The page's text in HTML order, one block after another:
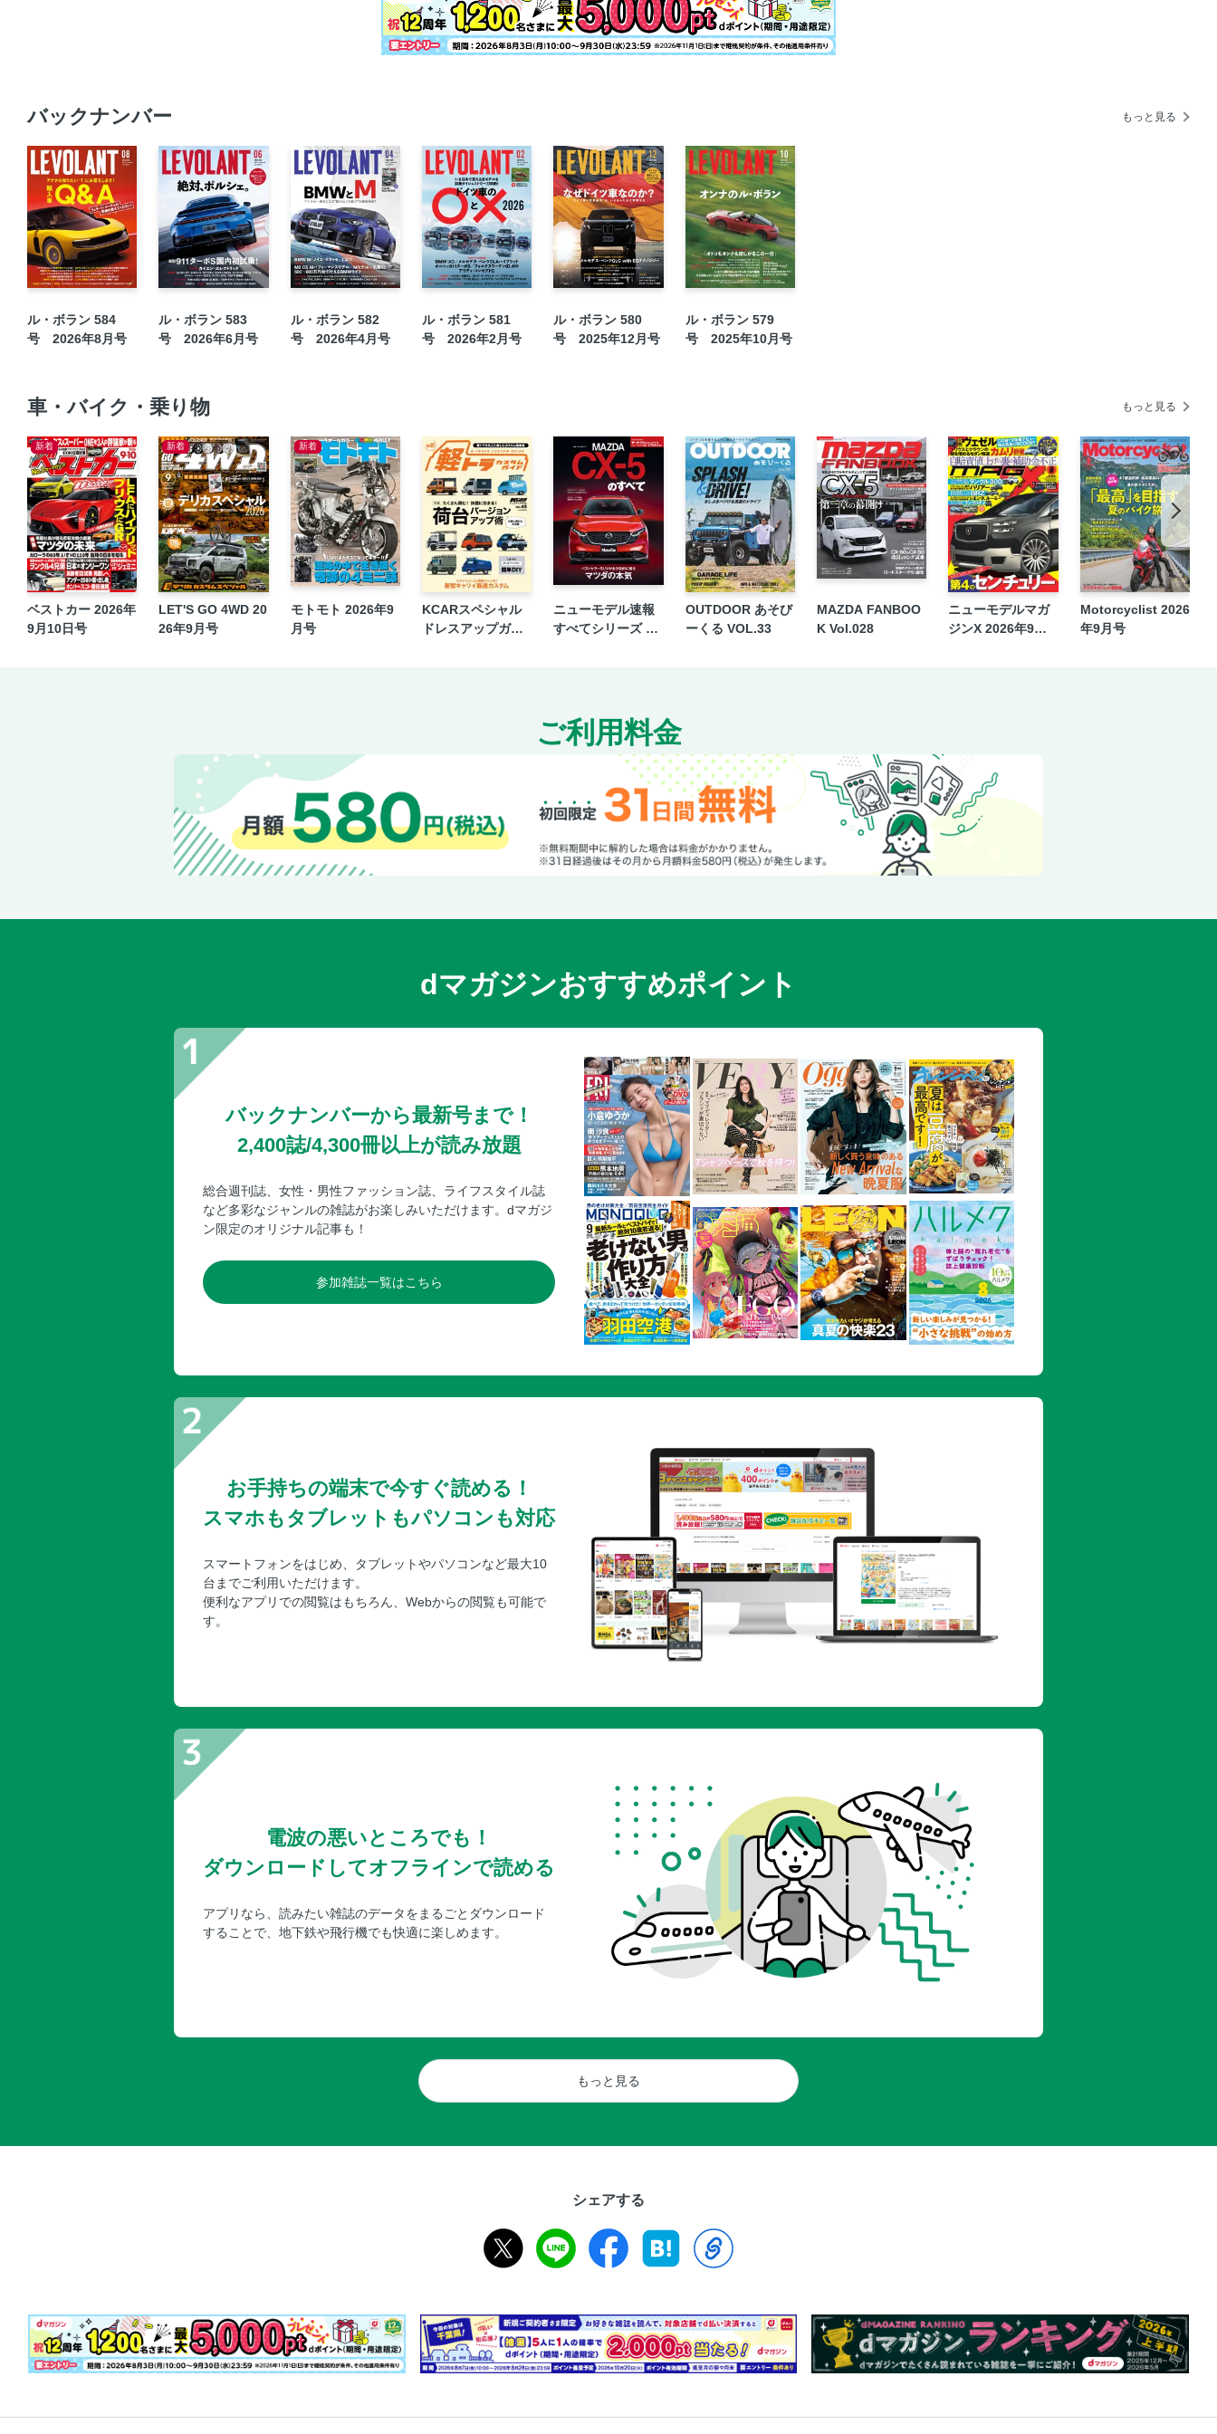
OWNER INTERVIEW 02 アルファ・ロメオ1600スパイダー・デュエット
OWNER INTERVIEW 03 ディフェンダー90×ミニ・クーパーS
ARCHIVE 02 ル・ボランのアーカイブで読むデートカー
EXTRA EDITION 01 ロールス・ロイス・ブラック・バッジ・スペクター
02 マクラーレンGTS
クルマ好きが集うメイドコンカフェとは
最新映え活は“ハーフサイズ”に熱視線
英国でベントレーの世界を満喫する
ドイツ自動車文化「聖地巡礼」の旅
キャデラック・リリック
ボルボXC60
ジープ・レネゲードe-Hybrid
高桑秀典の「レジェンド・カーズ・ライフ」第72回：ウーズレー・ホーネット
MkⅢ
石井昌道と遠藤イヅルの「最新カーテクノロジー イラストレイテッド」
Vol.26：Honda SENSING 360＋
渡辺敏史の「熟れウマ、この１台」第42回：BMW M5ツーリング
中三川大地の「仕事人の素顔。」File 42：小林 博
清水和夫が語る“ポルシェ”と“哲学”第1回：ポルシェ博士とその一族に受け継が
MICHEKIN PRIMACY 5
第23回 木下隆之のニュルパラサイト
LE VOLANT WEB
LEVOLANT NEWS AND TOPICS
国産車/輸入車問い合わせ先
バックナンバー もっと見る
ル・ボラン 584
号 2026年8月号
ル・ボラン 583
号 2026年6月号
ル・ボラン 582
号 2026年4月号
ル・ボラン 581
号 2026年2月号
ル・ボラン 580
号 2025年12月号
ル・ボラン 579
号 2025年10月号
車・バイク・乗り物 もっと見る
新着
ベストカー 2026年
9月10日号
新着
LET'S GO 4WD 20
26年9月号
新着
モトモト 2026年9
月号
KCARスペシャル
ドレスアップガイ
ニューモデル速報
すべてシリーズ 第
OUTDOOR あそび
ーくる VOL.33
MAZDA FANBOO
K Vol.028
ニューモデルマガ
ジンX 2026年9月
Motorcyclist 2026
年9月号
ご利用料金
dマガジンおすすめポイント
バックナンバーから最新号まで！
2,400誌/4,300冊以上が読み放題
総合週刊誌、女性・男性ファッション誌、ライフスタイル誌
など多彩なジャンルの雑誌がお楽しみいただけます。dマガジ
ン限定のオリジナル記事も！
参加雑誌一覧はこちら
お手持ちの端末で今すぐ読める！
スマホもタブレットもパソコンも対応
スマートフォンをはじめ、タブレットやパソコンなど最大10
台までご利用いただけます。
便利なアプリでの閲覧はもちろん、Webからの閲覧も可能で
す。
電波の悪いところでも！
ダウンロードしてオフラインで読める
アプリなら、読みたい雑誌のデータをまるごとダウンロード
することで、地下鉄や飛行機でも快適に楽しめます。
もっと見る
シェアする